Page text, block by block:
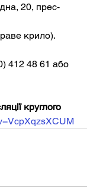
20, прес-
крило).
412 48 61 або
круглого